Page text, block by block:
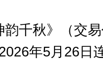
韵千秋》（交
年5月26日